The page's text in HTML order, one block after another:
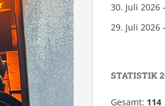
30. Juli 2026 -
29. Juli 2026 -
STATISTIK
Gesamt: 114